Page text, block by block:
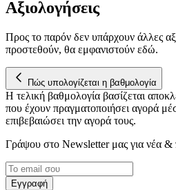
διεύθυνση IP σας, χρησιμοποιώντας
στη συσκευή σας, με σκοπό την
διαφημίσεων και περιεχομένου, τις
μας και την ανάπτυξη προϊόντων.
πληροφορίες σχετικά με την από
τοποθεσίας μας στους συνεργάτες
δικτύωσης, διαφημίσεων και
Αξιολογήσεις
Προς το παρόν δεν υπάρχουν άλλες
προστεθούν, θα εμφανιστούν εδώ.
Πώς υπολογίζεται η βαθμολογία
Η τελική βαθμολογία βασίζεται
που έχουν πραγματοποιήσει αγορά
επιβεβαιώσει την αγορά τους.
Γράψου στο Νewsletter μας για νέα &
Εγγραφή